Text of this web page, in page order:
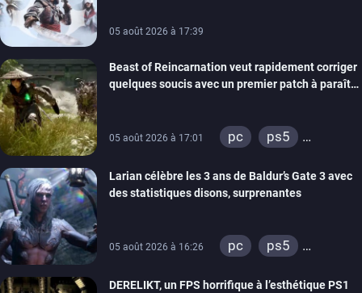
05 août 2026 à 17:39
Beast of Reincarnation veut rapidement corriger
quelques soucis avec un premier patch à paraître
05 août 2026 à 17:01 pc
ps5
Larian célèbre les 3 ans de Baldur’s Gate 3 avec
des statistiques disons, surprenantes
05 août 2026 à 16:26 pc
ps5
DERELIKT, un FPS horrifique à l’esthétique PS1